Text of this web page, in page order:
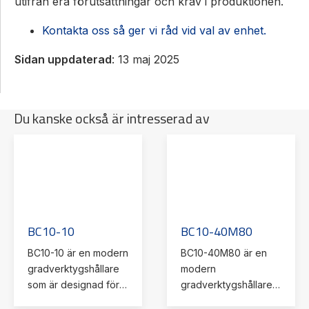
Kontakta oss så ger vi råd vid val av enhet.
Sidan uppdaterad: 13 maj 2025
Du kanske också är intresserad av
BC10-10
BC10-10 är en modern
gradverktygshållare
som är designad för
BC10-40M80
BC10-40M80 är en
modern
gradverktygshållare